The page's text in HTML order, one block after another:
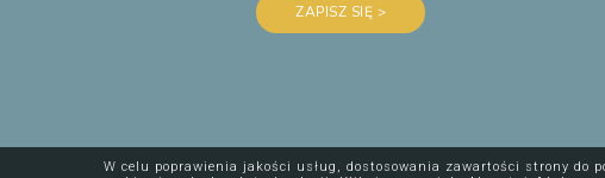
ZAPISZ SIĘ >
W celu poprawienia jakości usług, dostosowania zawartości strony